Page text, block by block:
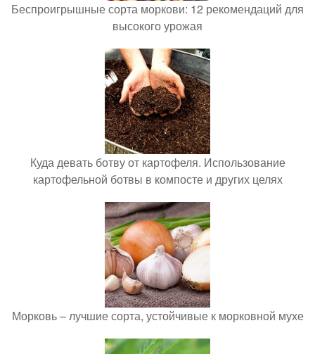
Беспроигрышные сорта моркови: 12 рекомендаций для
высокого урожая
Куда девать ботву от картофеля. Использование
картофельной ботвы в компосте и других целях
Морковь – лучшие сорта, устойчивые к морковной мухе